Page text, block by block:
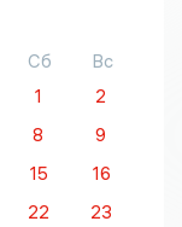
Сб
Вс
1
2
8
9
15
16
22
23